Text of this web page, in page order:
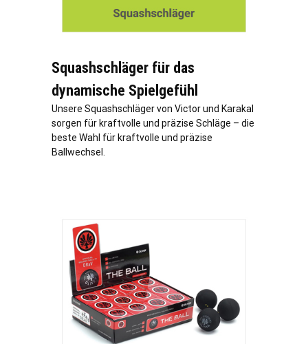
Squashschläger für das
dynamische Spielgefühl
Unsere Squashschläger von Victor und Karakal
sorgen für kraftvolle und präzise Schläge – die
beste Wahl für kraftvolle und präzise
Ballwechsel.